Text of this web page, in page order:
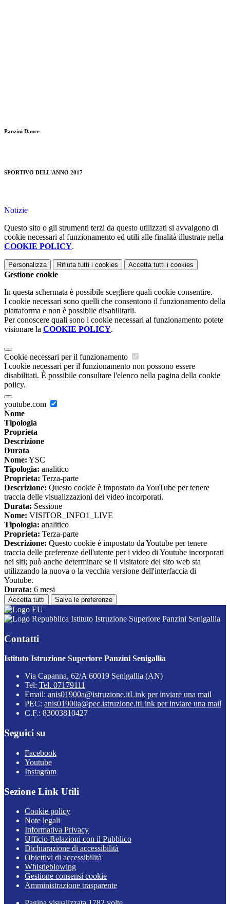
Panzini Dance
SPORTIVO DELL'ANNO 2017
Notizie
Questo sito o gli strumenti terzi da questo utilizzati si avvalgono di
cookie necessari al funzionamento ed utili alle finalità illustrate nella
COOKIE POLICY.
Personalizza Rifiuta tutti i cookies Accetta tutti i cookies
Gestione cookie
In questa schermata è possibile scegliere quali cookie consentire.
I cookie necessari sono quelli che consentono il funzionamento della
piattaforma e non è possibile disabilitarli.
Per conoscere quali sono i cookie necessari al funzionamento potete
visionare la COOKIE POLICY.
Cookie necessari per il funzionamento
I cookie necessari per il funzionamento non possono essere
disabilitati. È possibile consultare l'elenco nella pagina della cookie
policy.
youtube.com
Nome
Tipologia
Proprieta
Descrizione
Durata
Nome: YSC
Tipologia: analitico
Proprieta: Terza-parte
Descrizione: Questo cookie è impostato da YouTube per tenere
traccia delle visualizzazioni dei video incorporati.
Durata: Sessione
Nome: VISITOR_INFO1_LIVE
Tipologia: analitico
Proprieta: Terza-parte
Descrizione: Questo cookie è impostato da Youtube per tenere
traccia delle preferenze dell'utente per i video di Youtube incorporati
nei siti; può anche determinare se il visitatore del sito web sta
utilizzando la nuova o la vecchia versione dell'interfaccia di
Youtube.
Durata: 6 mesi
Accetta tutti Salva le preferenze
Istituto Istruzione Superiore Panzini Senigallia
Contatti
Istituto Istruzione Superiore Panzini Senigallia
Via Capanna, 62/A 60019 Senigallia (AN)
Tel: Tel. 07179111
Email: anis01900a@istruzione.itLink per inviare una mail
PEC: anis01900a@pec.istruzione.itLink per inviare una mail
C.F.: 83003810427
Seguici su
Facebook
Youtube
Instagram
Sezione Link Utili
Cookie policy
Note legali
Informativa Privacy
Ufficio Relazioni con il Pubblico
Dichiarazione di accessibilità
Obiettivi di accessibilità
Whistleblowing
Gestione consensi cookie
Amministrazione trasparente